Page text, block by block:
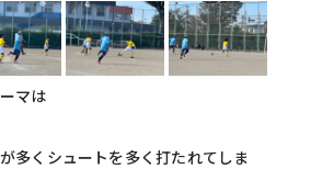
マは
多くシュートを多く打たれてしま